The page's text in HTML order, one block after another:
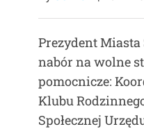
Prezydent Miasta
nabór na wolne
pomocnicze:
Klubu
Społecznej